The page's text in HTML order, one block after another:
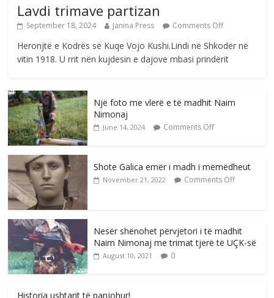
Lavdi trimave partizan
September 18, 2024 Janina Press Comments Off
Heronjtë e Kodrës së Kuqe Vojo Kushi.Lindi në Shkodër në
vitin 1918. U rrit nën kujdesin e dajove mbasi prindërit
Një foto me vlerë e të madhit Naim
Nimonaj
June 14, 2024 Comments Off
Shote Galica emër i madh i mëmëdheut
November 21, 2022 Comments Off
Nesër shënohet përvjetori i të madhit
Naim Nimonaj me trimat tjerë të UÇK-së
August 10, 2021 0
Historia ushtarit të panjohur!